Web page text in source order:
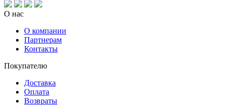
О нас
О компании
Партнерам
Контакты
Покупателю
Доставка
Оплата
Возвраты